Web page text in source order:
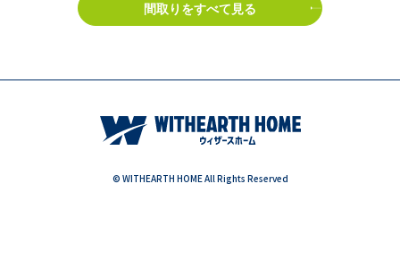
間取りをすべて見る
© WITHEARTH HOME All Rights Reserved